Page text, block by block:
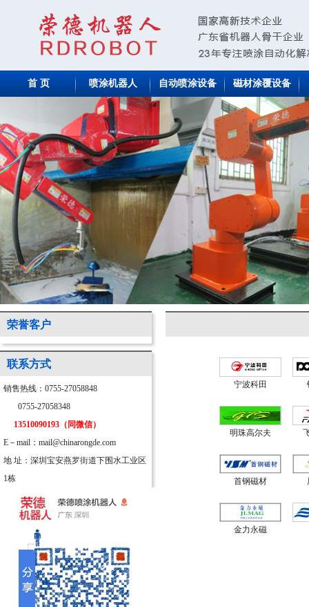
首 页 喷涂机器人 自动喷涂设备 磁材涂覆设备
荣誉客户
联系方式
销售热线：0755-27058848
0755-27058348
13510090193（同微信）
E－mail：mail@chinarongde.com
地 址：深圳宝安燕罗街道下围水工业区
1栋
宁波科田
明珠高尔夫
首钢磁材
金力永磁